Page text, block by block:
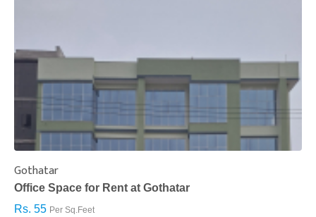
Gothatar
Office Space for Rent at Gothatar
Rs. 55 Per Sq.Feet